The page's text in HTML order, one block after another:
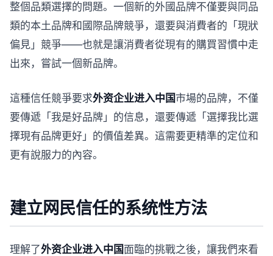
整個品類選擇的問題。一個新的外國品牌不僅要與同品
類的本土品牌和國際品牌競爭，還要與消費者的「現狀
偏見」競爭——也就是讓消費者從現有的購買習慣中走
出來，嘗試一個新品牌。
這種信任競爭要求外资企业进入中国市場的品牌，不僅
要傳遞「我是好品牌」的信息，還要傳遞「選擇我比選
擇現有品牌更好」的價值差異。這需要更精準的定位和
更有說服力的內容。
建立网民信任的系统性方法
理解了外资企业进入中国面臨的挑戰之後，讓我們來看